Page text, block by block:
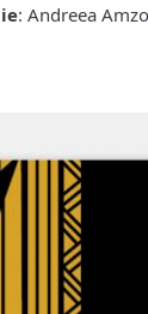
: Andreea